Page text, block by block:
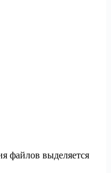
файлов выделяется